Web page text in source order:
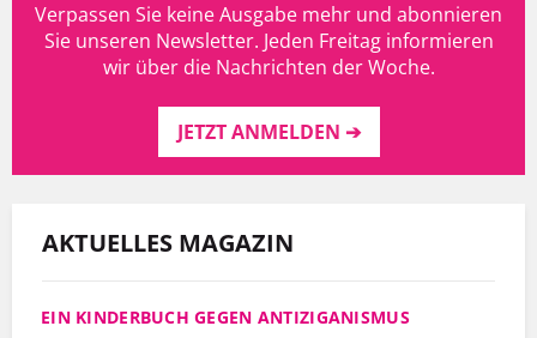
Verpassen Sie keine Ausgabe mehr und abonnieren
Sie unseren Newsletter. Jeden Freitag informieren
wir über die Nachrichten der Woche.
JETZT ANMELDEN ➔
AKTUELLES MAGAZIN
EIN KINDERBUCH GEGEN ANTIZIGANISMUS